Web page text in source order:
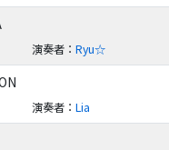
演奏者 ：Ryu☆
演奏者 ：Lia